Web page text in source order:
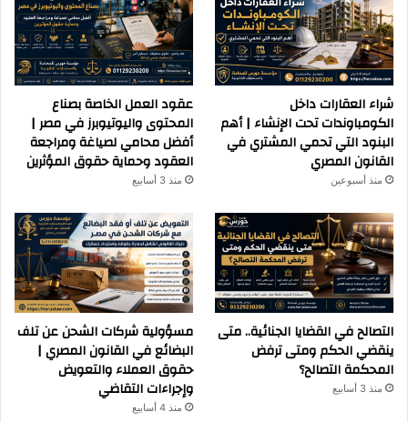
شراء العقارات داخل
الكومباوندات تحت الإنشاء | أهم
البنود التي تحمي المشتري في
القانون المصري
منذ أسبوعين
عقود العمل الخاصة بصناع
المحتوى واليوتيوبرز في مصر |
أفضل محامي لصياغة ومراجعة
العقود وحماية حقوق المؤثرين
منذ 3 أسابيع
التصالح في القضايا الجنائية.. متى
ينقضي الحكم ومتى ترفض
المحكمة التصالح؟
منذ 3 أسابيع
مسؤولية شركات الشحن عن تلف
البضائع في القانون المصري |
حقوق العملاء والتعويض
وإجراءات التقاضي
منذ 4 أسابيع